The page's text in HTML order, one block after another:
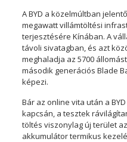
A BYD a közelmúltban
megawatt villámtöltési
terjesztésére Kínában. A
távoli sivatagban, és azt
meghaladja az 5700
második generációs Blade
képezi.
Bár az online vita után a
kapcsán, a tesztek
töltés viszonylag új terület
akkumulátor termikus